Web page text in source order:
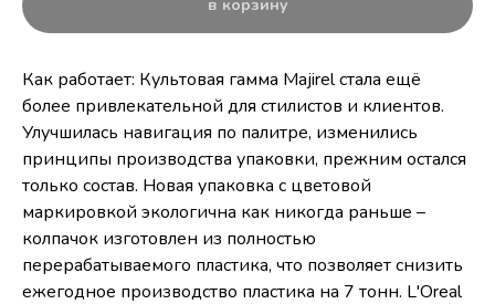
в корзину
Как работает: Культовая гамма Majirel стала ещё
более привлекательной для стилистов и клиентов.
Улучшилась навигация по палитре, изменились
принципы производства упаковки, прежним остался
только состав. Новая упаковка с цветовой
маркировкой экологична как никогда раньше –
колпачок изготовлен из полностью
перерабатываемого пластика, что позволяет снизить
ежегодное производство пластика на 7 тонн. L'Oreal